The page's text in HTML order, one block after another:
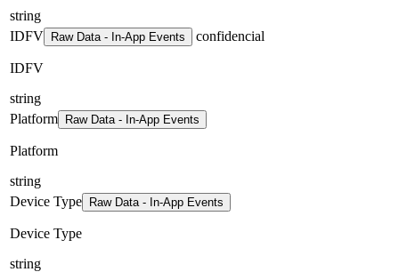
string
IDFV
Raw Data - In-App Events confidencial
IDFV
string
Platform
Raw Data - In-App Events
Platform
string
Device Type
Raw Data - In-App Events
Device Type
string